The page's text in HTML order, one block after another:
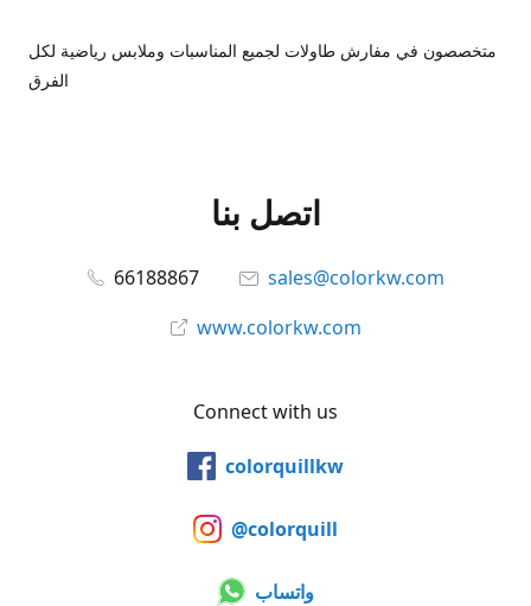
متخصصون في مفارش طاولات لجميع المناسبات وملابس رياضية لكل
الفرق
اتصل بنا
66188867
sales@colorkw.com
www.colorkw.com
Connect with us
colorquillkw
@colorquill
واتساب